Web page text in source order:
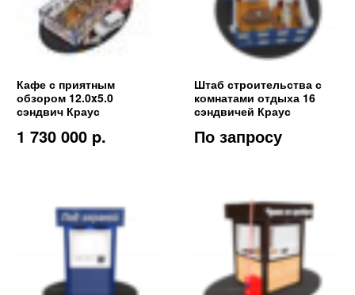
Кафе с приятным
обзором 12.0x5.0
сэндвич Краус
1 730 000 p.
Штаб строительства с
комнатами отдыха 16
сэндвичей Краус
По запросу